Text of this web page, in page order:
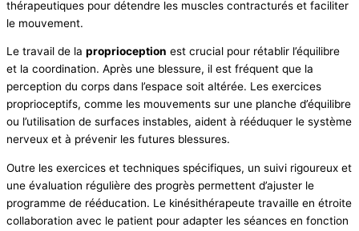
thérapeutiques pour détendre les muscles contracturés et faciliter
le mouvement.
Le travail de la proprioception est crucial pour rétablir l’équilibre
et la coordination. Après une blessure, il est fréquent que la
perception du corps dans l’espace soit altérée. Les exercices
proprioceptifs, comme les mouvements sur une planche d’équilibre
ou l’utilisation de surfaces instables, aident à rééduquer le système
nerveux et à prévenir les futures blessures.
Outre les exercices et techniques spécifiques, un suivi rigoureux et
une évaluation régulière des progrès permettent d’ajuster le
programme de rééducation. Le kinésithérapeute travaille en étroite
collaboration avec le patient pour adapter les séances en fonction